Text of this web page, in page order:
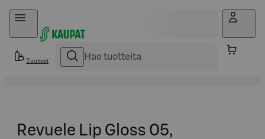
Hyppää sisältöön
Tuotteet
Revuele Lip Gloss 05,